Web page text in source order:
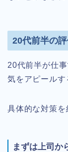
20代前半の
20代前半が仕
気をアピールす
具体的な対策を
まずは上司か